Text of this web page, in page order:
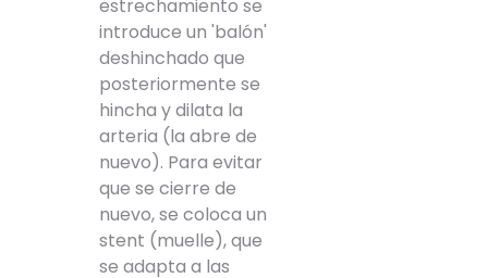
estrechamiento se
introduce un 'balón'
deshinchado que
posteriormente se
hincha y dilata la
arteria (la abre de
nuevo). Para evitar
que se cierre de
nuevo, se coloca un
stent (muelle), que
se adapta a las